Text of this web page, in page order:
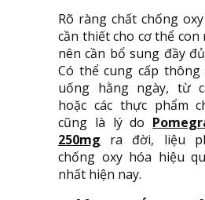
Rõ ràng chất chống
cần thiết cho cơ thể
nên cần bổ sung đầy
Có thể cung cấp thông
uống hằng ngày, từ
hoặc các thực phẩm
cũng là lý do
250mg ra đời, liệu
chống oxy hóa hiệu
nhất hiện nay.